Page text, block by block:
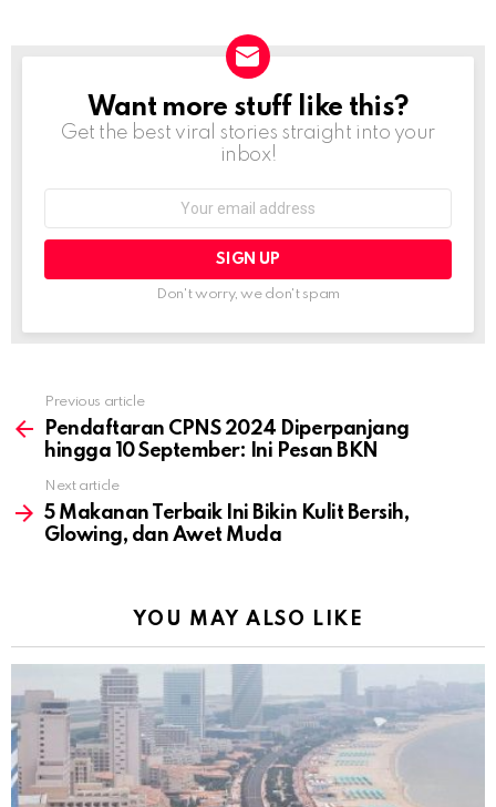
NEWSLETTER
Want more stuff like this?
Get the best viral stories straight into your
inbox!
Don't worry, we don't spam
more
Previous article
Pendaftaran CPNS 2024 Diperpanjang
hingga 10 September: Ini Pesan BKN
Next article
5 Makanan Terbaik Ini Bikin Kulit Bersih,
Glowing, dan Awet Muda
YOU MAY ALSO LIKE